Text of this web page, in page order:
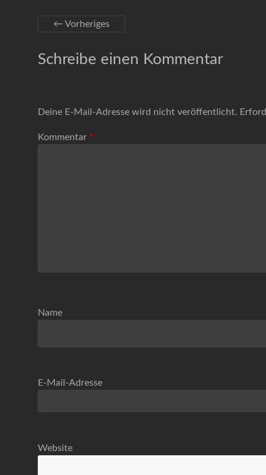
← Vorheriges
Schreibe einen Kommentar
Deine E-Mail-Adresse wird nicht veröffentlicht.
Kommentar *
Name
E-Mail-Adresse
Website